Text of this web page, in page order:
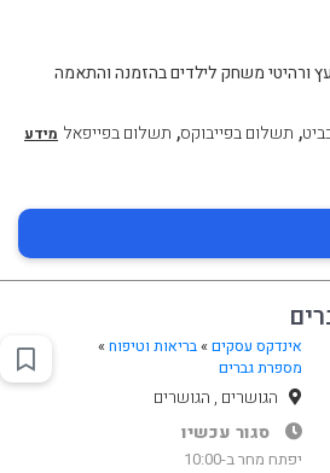
ורהיטי משחק לילדים בהזמנה והתאמה
, תשלום בפייבוקס, תשלום בפייפאל מידע
אינדקס עסקים »בריאות וטיפוח»
מספרת גברים
הגושרים , הגושרים
סגור עכשיו
יפתח מחר ב-10:00